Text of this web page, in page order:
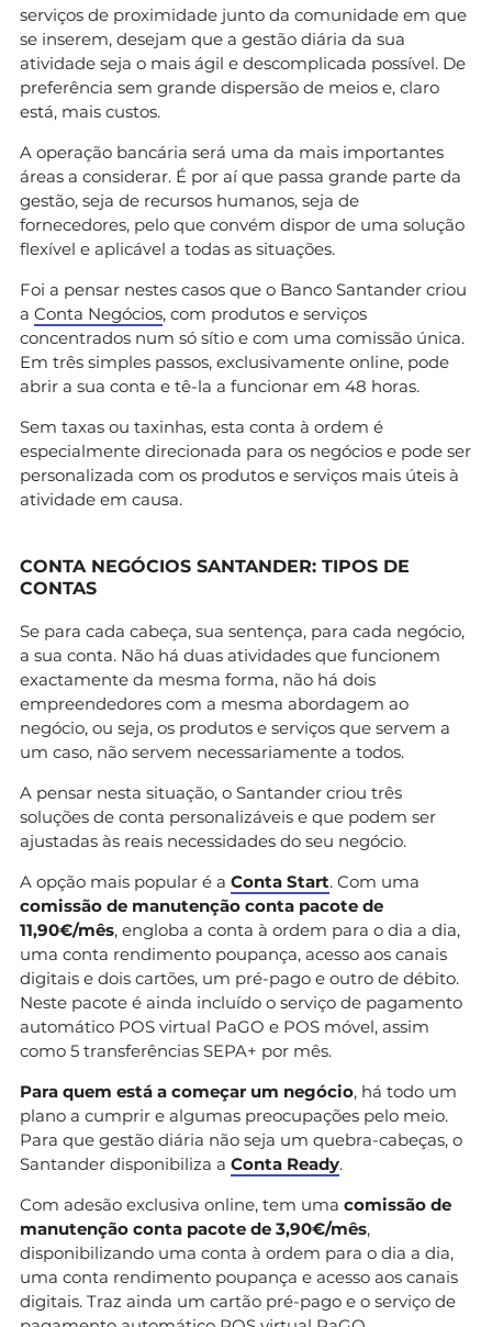
serviços de proximidade junto da comunidade em que
se inserem, desejam que a gestão diária da sua
atividade seja o mais ágil e descomplicada possível. De
preferência sem grande dispersão de meios e, claro
está, mais custos.
A operação bancária será uma da mais importantes
áreas a considerar. É por aí que passa grande parte da
gestão, seja de recursos humanos, seja de
fornecedores, pelo que convém dispor de uma solução
flexível e aplicável a todas as situações.
Foi a pensar nestes casos que o Banco Santander criou
a Conta Negócios, com produtos e serviços
concentrados num só sítio e com uma comissão única.
Em três simples passos, exclusivamente online, pode
abrir a sua conta e tê-la a funcionar em 48 horas.
Sem taxas ou taxinhas, esta conta à ordem é
especialmente direcionada para os negócios e pode ser
personalizada com os produtos e serviços mais úteis à
atividade em causa.
CONTA NEGÓCIOS SANTANDER: TIPOS DE
CONTAS
Se para cada cabeça, sua sentença, para cada negócio,
a sua conta. Não há duas atividades que funcionem
exactamente da mesma forma, não há dois
empreendedores com a mesma abordagem ao
negócio, ou seja, os produtos e serviços que servem a
um caso, não servem necessariamente a todos.
A pensar nesta situação, o Santander criou três
soluções de conta personalizáveis e que podem ser
ajustadas às reais necessidades do seu negócio.
A opção mais popular é a Conta Start. Com uma
comissão de manutenção conta pacote de
11,90€/mês, engloba a conta à ordem para o dia a dia,
uma conta rendimento poupança, acesso aos canais
digitais e dois cartões, um pré-pago e outro de débito.
Neste pacote é ainda incluído o serviço de pagamento
automático POS virtual PaGO e POS móvel, assim
como 5 transferências SEPA+ por mês.
Para quem está a começar um negócio, há todo um
plano a cumprir e algumas preocupações pelo meio.
Para que gestão diária não seja um quebra-cabeças, o
Santander disponibiliza a Conta Ready.
Com adesão exclusiva online, tem uma comissão de
manutenção conta pacote de 3,90€/mês,
disponibilizando uma conta à ordem para o dia a dia,
uma conta rendimento poupança e acesso aos canais
digitais. Traz ainda um cartão pré-pago e o serviço de